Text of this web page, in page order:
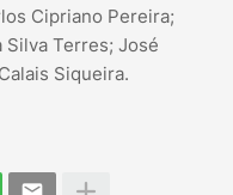
Cipriano Pereira;
Silva Terres; José
Siqueira.